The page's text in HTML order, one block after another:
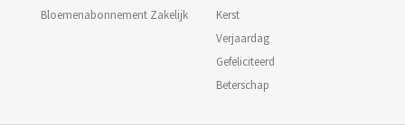
Bloemenabonnement Zakelijk
Kerst
Verjaardag
Gefeliciteerd
Beterschap